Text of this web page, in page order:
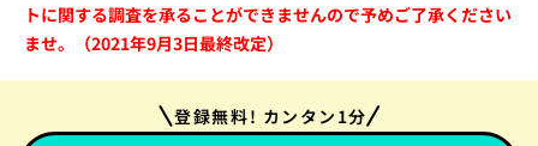
トに関する調査を承ることができませんので予めご了承ください
ませ。（2021年9月3日最終改定）
登録無料! カンタン1分